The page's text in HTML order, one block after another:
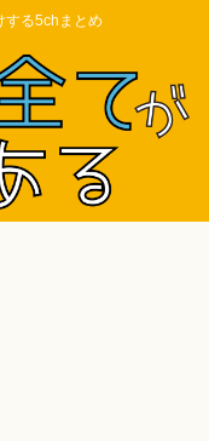
する5chまとめ